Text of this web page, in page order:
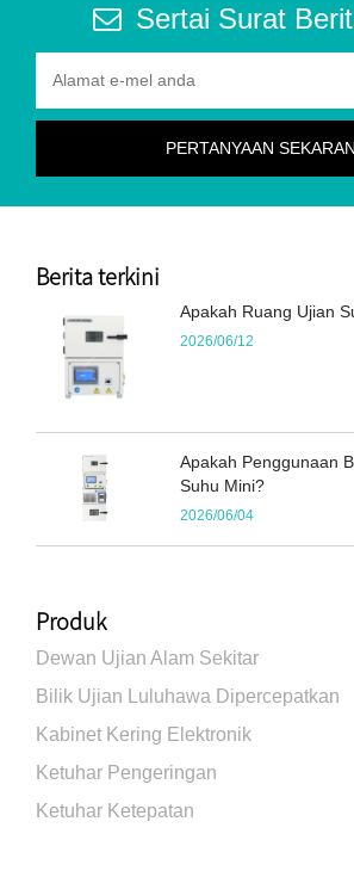
Sertai Surat
Berita terkini
Apakah Ruang Ujian
2026/06/12
Apakah Penggunaan
Suhu Mini?
2026/06/04
Produk
Dewan Ujian Alam Sekitar
Bilik Ujian Luluhawa Dipercepatkan
Kabinet Kering Elektronik
Ketuhar Pengeringan
Ketuhar Ketepatan